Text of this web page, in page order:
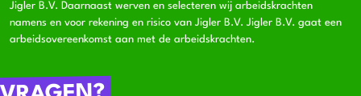
Jigler B.V. Daarnaast werven en selecteren wij arbeidskrachten
namens en voor rekening en risico van Jigler B.V. Jigler B.V. gaat een
arbeidsovereenkomst aan met de arbeidskrachten.